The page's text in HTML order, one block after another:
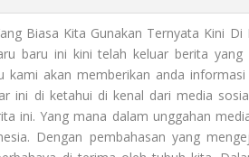
Biasa Kita Gunakan Ternyata Kini
baru ini kini telah keluar berita
kami akan memberikan anda
ini di ketahui di kenal dari media
ini. Yang mana dalam unggahan
Dengan pembahasan yang